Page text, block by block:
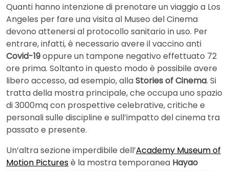
Quanti hanno intenzione di prenotare un viaggio a Los
Angeles per fare una visita al Museo del Cinema
devono attenersi al protocollo sanitario in uso. Per
entrare, infatti, è necessario avere il vaccino anti
Covid-19oppure un tampone negativo effettuato 72
ore prima. Soltanto in questo modo è possibile avere
libero accesso, ad esempio, allaStories of Cinema. Si
tratta della mostra principale, che occupa uno spazio
di 3000mq con prospettive celebrative, critiche e
personali sulle discipline e sull’impatto del cinema tra
passato e presente.
Un’altra sezione imperdibile dell’Academy Museum of
Motion Picturesè la mostra temporanea Hayao